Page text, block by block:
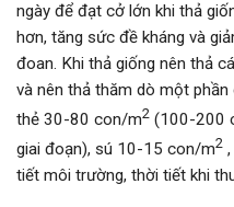
ngày để đạt cở lớn khi thả
hơn, tăng sức đề kháng và
đoan. Khi thả giống nên thả
và nên thả thăm dò một
thẻ 30-80 con/m2 (100-200
giai đoạn), sú 10-15 con/m2
tiết môi trường, thời tiết khi